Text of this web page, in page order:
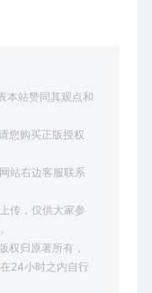
本站赞同其观点和
您购买正版授权
站右边客服联系
传，仅供大家参
权归原著所有，
24小时之内自行